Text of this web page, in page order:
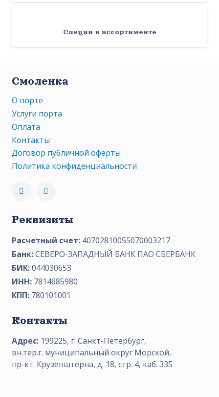
Специи в ассортименте
Смоленка
О порте
Услуги порта
Оплата
Контакты
Договор публичной оферты
Политика конфиденциальности
Реквизиты
Расчетный счет: 40702810055070003217
Банк:СЕВЕРО-ЗАПАДНЫЙ БАНК ПАО СБЕРБАНК
БИК:044030653
ИНН: 7814685980
КПП: 780101001
Контакты
Адрес: 199225, г. Санкт-Петербург,
вн.тер.г. муниципальный округ Морской,
пр-кт. Крузенштерна, д. 18, стр. 4, каб. 335